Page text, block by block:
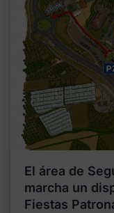
El área de
marcha un
Fiestas